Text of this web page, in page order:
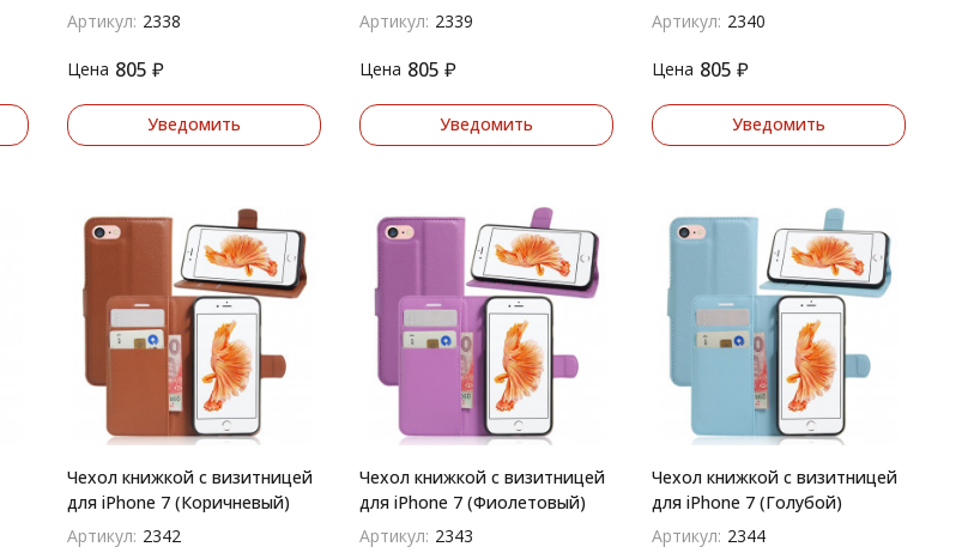
Артикул: 2338
Цена 805 ₽
Уведомить
Артикул: 2339
Цена 805 ₽
Уведомить
Артикул: 2340
Цена 805 ₽
Уведомить
Чехол книжкой с визитницей
для iPhone 7 (Коричневый)
Артикул: 2342
Чехол книжкой с визитницей
для iPhone 7 (Фиолетовый)
Артикул: 2343
Чехол книжкой с визитницей
для iPhone 7 (Голубой)
Артикул: 2344